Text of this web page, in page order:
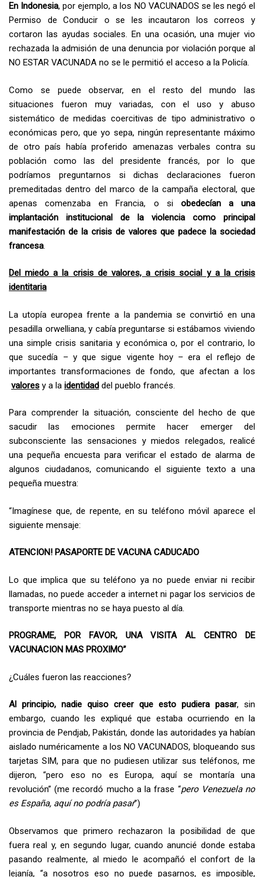
En Indonesia, por ejemplo, a los NO VACUNADOS se les negó el
Permiso de Conducir o se les incautaron los correos y
cortaron las ayudas sociales. En una ocasión, una mujer vio
rechazada la admisión de una denuncia por violación porque al
NO ESTAR VACUNADA no se le permitió el acceso a la Policía.
Como se puede observar, en el resto del mundo las
situaciones fueron muy variadas, con el uso y abuso
sistemático de medidas coercitivas de tipo administrativo o
económicas pero, que yo sepa, ningún representante máximo
de otro país había proferido amenazas verbales contra su
población como las del presidente francés, por lo que
podríamos preguntarnos si dichas declaraciones fueron
premeditadas dentro del marco de la campaña electoral, que
apenas comenzaba en Francia, o si obedecían a una
implantación institucional de la violencia como principal
manifestación de la crisis de valores que padece la sociedad
francesa
Del miedo a la crisis de valores, a crisis social y a la crisis
identitaria
La utopía europea frente a la pandemia se convirtió en una
pesadilla orwelliana, y cabía preguntarse si estábamos viviendo
una simple crisis sanitaria y económica o, por el contrario, lo
que sucedía – y que sigue vigente hoy – era el reflejo de
importantes transformaciones de fondo, que afectan a los
valores y a la identidad del pueblo francés.
Para comprender la situación, consciente del hecho de que
sacudir las emociones permite hacer emerger del
subconsciente las sensaciones y miedos relegados, realicé
una pequeña encuesta para verificar el estado de alarma de
algunos ciudadanos, comunicando el siguiente texto a una
pequeña muestra:
“Imagínese que, de repente, en su teléfono móvil aparece el
siguiente mensaje:
ATENCION! PASAPORTE DE VACUNA CADUCADO
Lo que implica que su teléfono ya no puede enviar ni recibir
llamadas, no puede acceder a internet ni pagar los servicios de
transporte mientras no se haya puesto al día.
PROGRAME, POR FAVOR, UNA VISITA AL CENTRO DE
VACUNACION MAS PROXIMO”
¿Cuáles fueron las reacciones?
Al principio, nadie quiso creer que esto pudiera pasar, sin
embargo, cuando les expliqué que estaba ocurriendo en la
provincia de Pendjab, Pakistán, donde las autoridades ya habían
aislado numéricamente a los NO VACUNADOS, bloqueando sus
tarjetas SIM, para que no pudiesen utilizar sus teléfonos, me
dijeron, “pero eso no es Europa, aquí se montaría una
revolución” (me recordó mucho a la frase “pero Venezuela no
es España, aquí no podría pasar”)
Observamos que primero rechazaron la posibilidad de que
fuera real y, en segundo lugar, cuando anuncié donde estaba
pasando realmente, al miedo le acompañó el confort de la
lejanía, “a nosotros eso no puede pasarnos, es imposible,